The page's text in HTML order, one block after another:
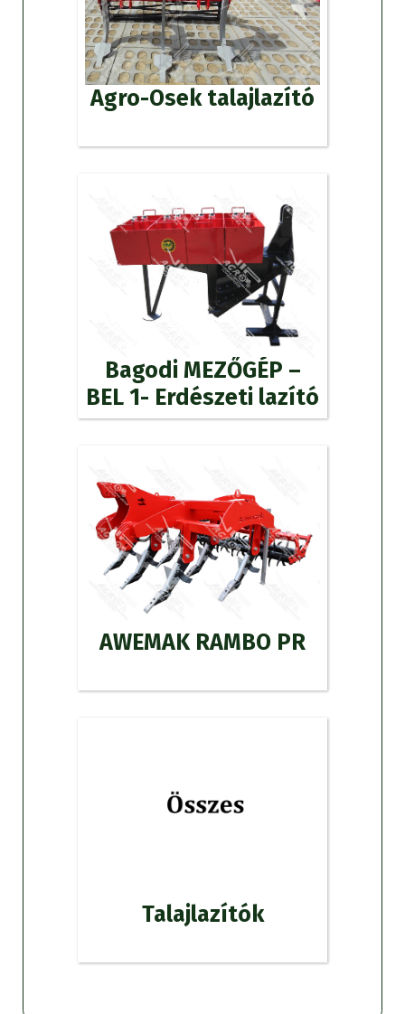
Agro-Osek talajlazító
Bagodi MEZŐGÉP –
BEL 1- Erdészeti lazító
AWEMAK RAMBO PR
Talajlazítók